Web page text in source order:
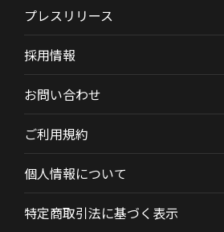
プレスリリース
採用情報
お問い合わせ
ご利用規約
個人情報について
特定商取引法に基づく表示